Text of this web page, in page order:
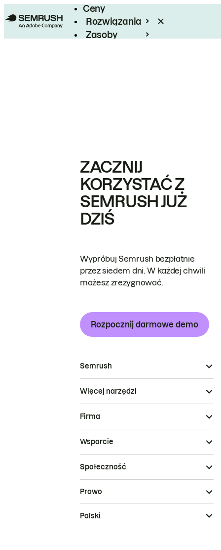
Ceny
Rozwiązania
Zasoby
ZACZNIJ
KORZYSTAĆ Z
SEMRUSH JUŻ
DZIŚ
Wypróbuj Semrush bezpłatnie
przez siedem dni. W każdej chwili
możesz zrezygnować.
Rozpocznij darmowe demo
Semrush
Więcej narzędzi
Firma
Wsparcie
Społeczność
Prawo
Polski